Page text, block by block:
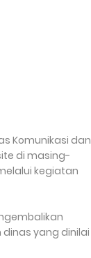
Komunikasi dan
di masing-
kegiatan
dinas yang dinilai